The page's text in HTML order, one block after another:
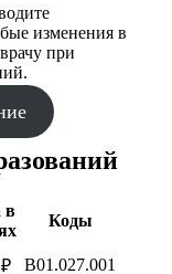
изменения в
при
в
Коды
B01.027.001